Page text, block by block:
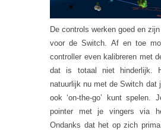
De controls werken goed en
voor de Switch. Af en toe
controller even kalibreren met
dat is totaal niet hinderlijk.
natuurlijk nu met de Switch dat
ook ‘on-the-go’ kunt spelen.
pointer met je vingers via
Ondanks dat het op zich